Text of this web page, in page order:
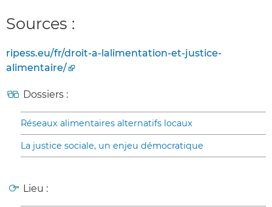
Sources :
ripess.eu/fr/droit-a-lalimentation-et-justice-
alimentaire/
Dossiers :
Réseaux alimentaires alternatifs locaux
La justice sociale, un enjeu démocratique
Lieu :